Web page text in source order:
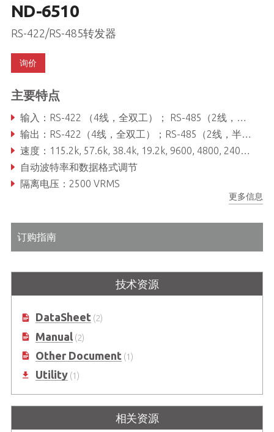
ND-6510
RS-422/RS-485转发器
询价
主要特点
输入：RS-422 （4线，全双工）； RS-485（2线，半双工）协议
输出：RS-422（4线，全双工）；RS-485（2线，半双工）协议
速度：115.2k, 57.6k, 38.4k, 19.2k, 9600, 4800, 2400, 1200, 600, 300
自动波特率和数据格式调节
隔离电压：2500 VRMS
更多信息
订购指南
技术资源
DataSheet(2)
Manual(2)
Other Document(1)
Utility(1)
相关资源